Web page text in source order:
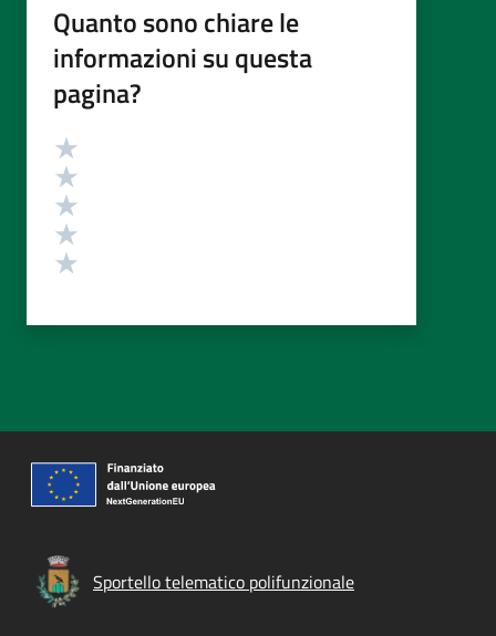
Quanto sono chiare le
informazioni su questa
pagina?
Valutazione
Sportello telematico polifunzionale